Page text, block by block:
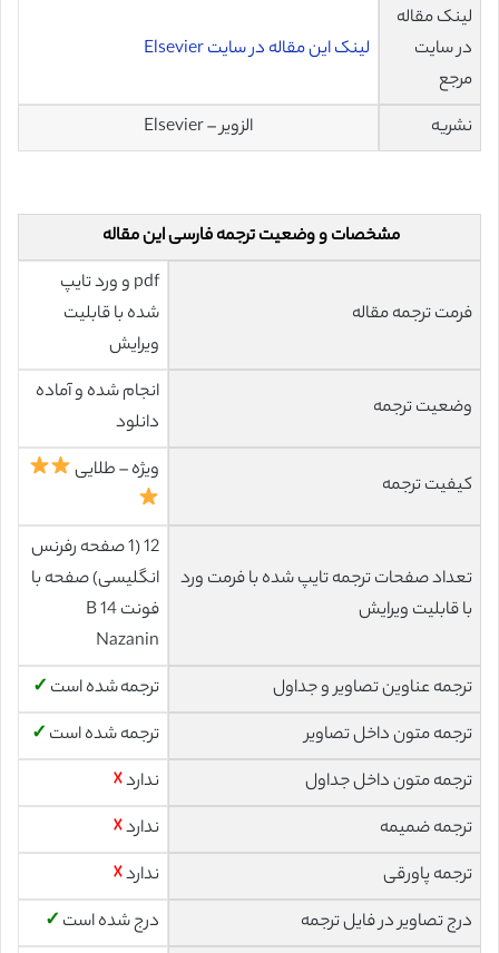
لینک مقاله
در سایت
مرجع
لینک این مقاله در سایت Elsevier
نشریه الزویر – Elsevier
مشخصات و وضعیت ترجمه فارسی این مقاله
فرمت ترجمه مقاله
pdf و ورد تایپ
شده با قابلیت
ویرایش
وضعیت ترجمه
انجام شده و آماده
دانلود
کیفیت ترجمه
ویژه – طلایی
تعداد صفحات ترجمه تایپ شده با فرمت ورد
با قابلیت ویرایش
12 (1 صفحه رفرنس
انگلیسی) صفحه با
فونت 14 B
Nazanin
ترجمه عناوین تصاویر و جداول
ترجمه شده است ✓
ترجمه متون داخل تصاویر
ترجمه شده است ✓
ترجمه متون داخل جداول
ندارد☓
ترجمه ضمیمه
ندارد☓
ترجمه پاورقی
ندارد☓
درج تصاویر در فایل ترجمه
درج شده است ✓